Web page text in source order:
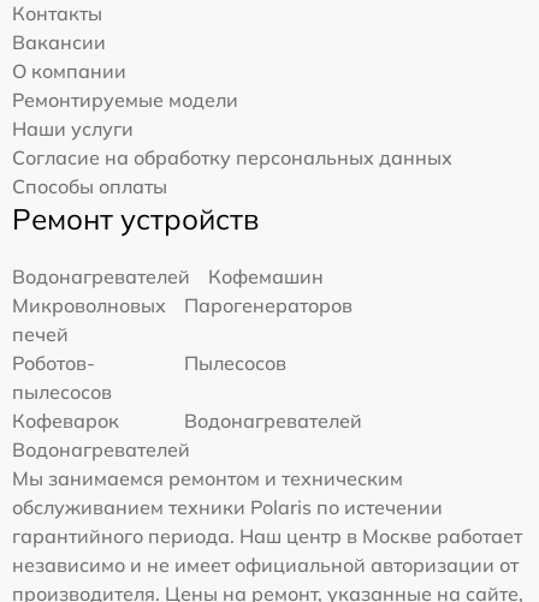
Контакты
Вакансии
О компании
Ремонтируемые модели
Наши услуги
Согласие на обработку персональных данных
Способы оплаты
Ремонт устройств
Водонагревателей
Кофемашин
Микроволновых
печей
Парогенераторов
Роботов-
пылесосов
Пылесосов
Кофеварок
Водонагревателей
Водонагревателей
Мы занимаемся ремонтом и техническим
обслуживанием техники Polaris по истечении
гарантийного периода. Наш центр в Москве работает
независимо и не имеет официальной авторизации от
производителя. Цены на ремонт, указанные на сайте,